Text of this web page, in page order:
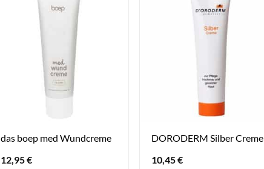
das boep med Wundcreme
12,95€
DORODERM Silber Creme
10,45€